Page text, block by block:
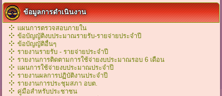
ข้อมูลการดำเนินงาน
แผนการตรวจสอบภายใน
ข้อบัญญัติงบประมาณรายรับ-รายจ่ายประจำปี
ข้อบัญญัติอื่นๆ
รายงานรายรับ - รายจ่ายประจำปี
รายงานการติดตามการใช้จ่ายงบประมาณรอบ 6 เดือน
แผนการใช้จ่ายงบประมาณประจำปี
รายงานผลการปฏิบัติงานประจำปี
รายงานการประชุมสภา อบต.
คู่มือสำหรับประชาชน